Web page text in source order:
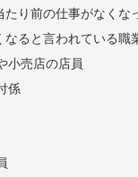
たり前の仕事がなくな
なると言われている職
小売店の店員
係